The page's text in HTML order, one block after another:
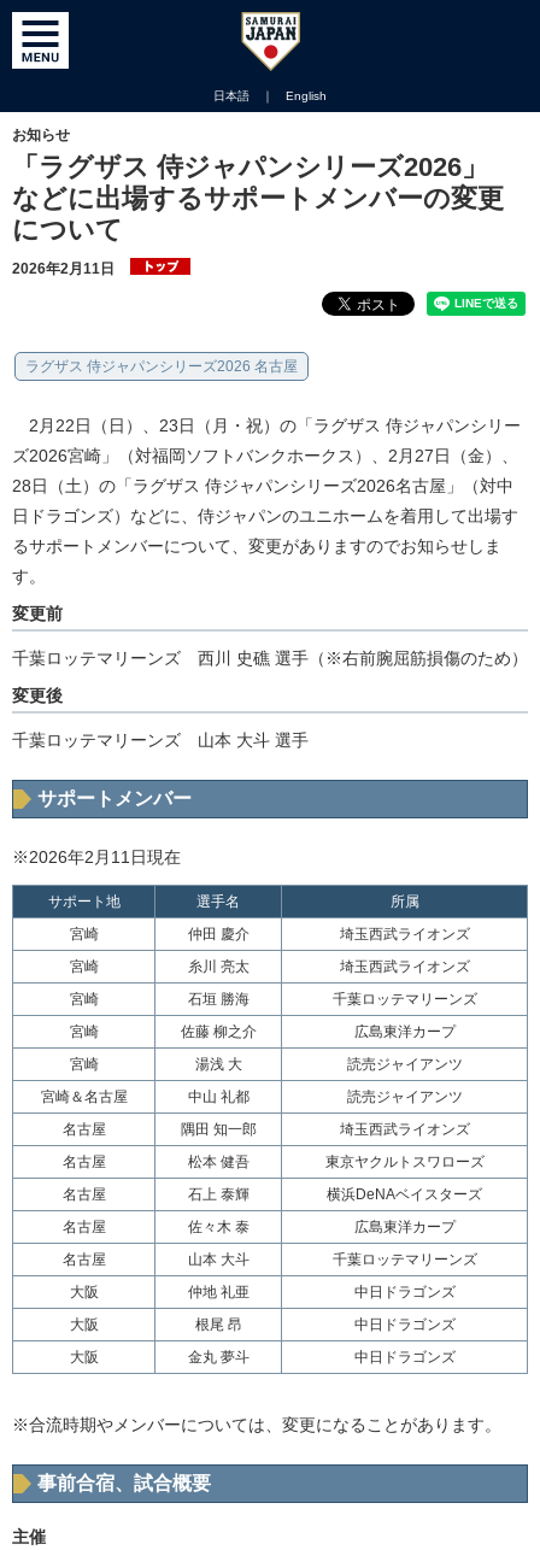
日本語 ｜ English
お知らせ
「ラグザス 侍ジャパンシリーズ2026」
などに出場するサポートメンバーの変更
について
2026年2月11日
ラグザス 侍ジャパンシリーズ2026 名古屋
2月22日（日）、23日（月・祝）の「ラグザス 侍ジャパンシリー
ズ2026宮崎」（対福岡ソフトバンクホークス）、2月27日（金）、
28日（土）の「ラグザス 侍ジャパンシリーズ2026名古屋」（対中
日ドラゴンズ）などに、侍ジャパンのユニホームを着用して出場す
るサポートメンバーについて、変更がありますのでお知らせしま
す。
変更前
千葉ロッテマリーンズ 西川 史礁 選手（※右前腕屈筋損傷のため）
変更後
千葉ロッテマリーンズ 山本 大斗 選手
サポートメンバー
※2026年2月11日現在
サポート地 選手名
所属
宮崎
仲田 慶介
埼玉西武ライオンズ
宮崎
糸川 亮太
埼玉西武ライオンズ
宮崎
石垣 勝海
千葉ロッテマリーンズ
宮崎
佐藤 柳之介
広島東洋カープ
宮崎
湯浅 大
読売ジャイアンツ
宮崎＆名古屋
中山 礼都
読売ジャイアンツ
名古屋
隅田 知一郎
埼玉西武ライオンズ
名古屋
松本 健吾
東京ヤクルトスワローズ
名古屋
石上 泰輝
横浜DeNAベイスターズ
名古屋
佐々木 泰
広島東洋カープ
名古屋
山本 大斗
千葉ロッテマリーンズ
大阪
仲地 礼亜
中日ドラゴンズ
大阪
根尾 昂
中日ドラゴンズ
大阪
金丸 夢斗 中日ドラゴンズ
※合流時期やメンバーについては、変更になることがあります。
事前合宿、試合概要
主催